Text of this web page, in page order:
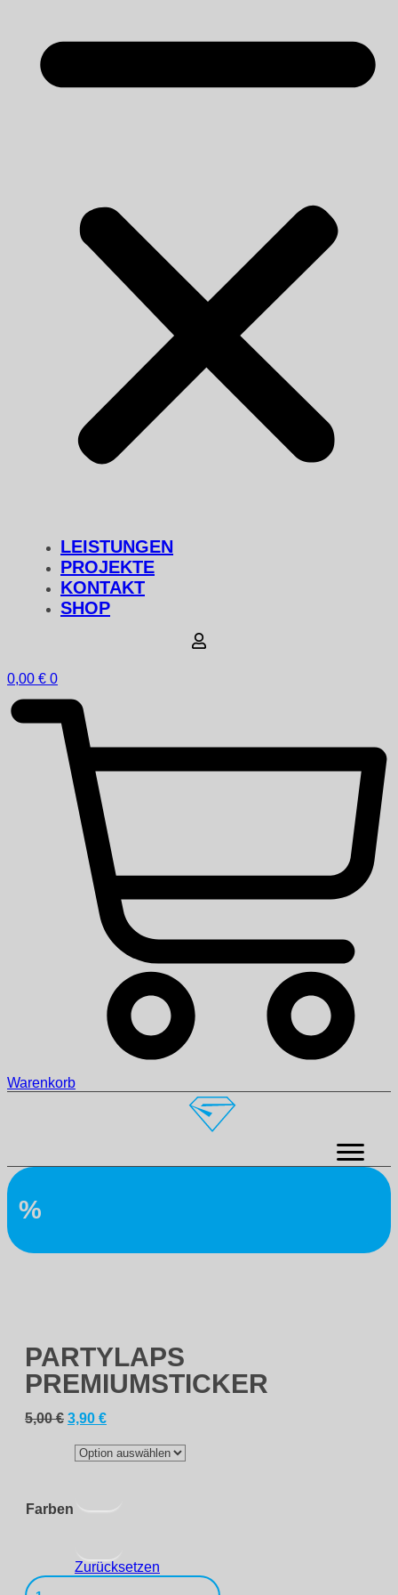
LEISTUNGEN
PROJEKTE
KONTAKT
SHOP
0,00 € 0
Warenkorb
%
PARTYLAPS
PREMIUMSTICKER
5,00€ Ursprünglicher
war:
5,00 €
3,90 €Aktueller
ist:
3,90 €.
Farben
Zurücksetzen
Partylaps